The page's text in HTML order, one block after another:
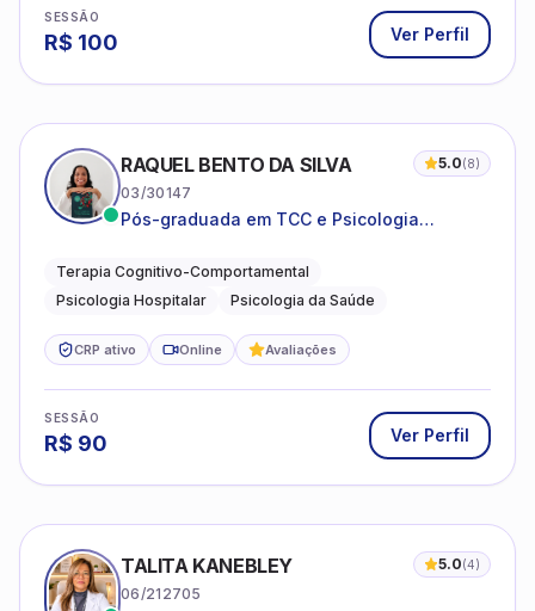
SESSÃO
R$ 100 Ver Perfil
RAQUEL BENTO DA SILVA 5.0(8)
03/30147
Pós-graduada em TCC e Psicologia
Terapia Cognitivo-Comportamental
Psicologia Hospitalar
Psicologia da Saúde
CRP ativo Online Avaliações
SESSÃO
R$ 90 Ver Perfil
TALITA KANEBLEY 5.0(4)
06/212705